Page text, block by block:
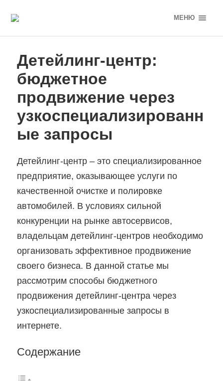
МЕНЮ
Детейлинг-центр:
бюджетное
продвижение через
узкоспециализированн
ые запросы
Детейлинг-центр – это специализированное
предприятие, оказывающее услуги по
качественной очистке и полировке
автомобилей. В условиях сильной
конкуренции на рынке автосервисов,
владельцам детейлинг-центров необходимо
организовать эффективное продвижение
своего бизнеса. В данной статье мы
рассмотрим способы бюджетного
продвижения детейлинг-центра через
узкоспециализированные запросы в
интернете.
Содержание